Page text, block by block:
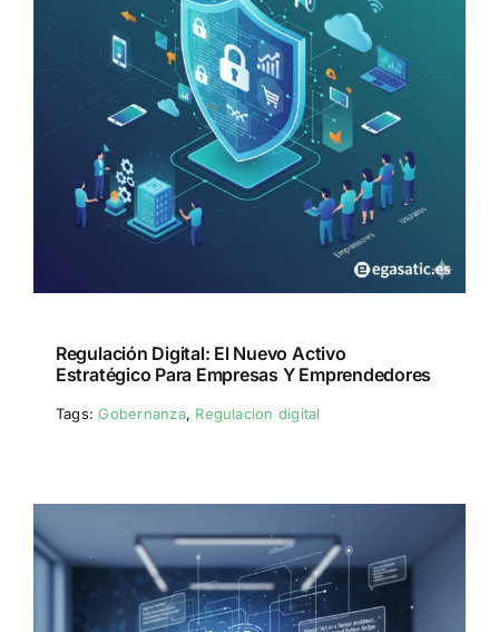
Regulación Digital: El Nuevo Activo
Estratégico Para Empresas Y Emprendedores
Tags:Gobernanza, Regulacion digital